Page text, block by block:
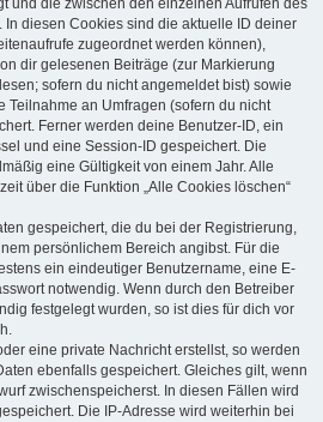
und die zwischen den einzelnen Aufrufen des
In diesen Cookies sind die aktuelle ID deiner
zugeordnet werden können),
dir gelesenen Beiträge (zur Markierung
sofern du nicht angemeldet bist) sowie
Teilnahme an Umfragen (sofern du nicht
Ferner werden deine Benutzer-ID, ein
und eine Session-ID gespeichert. Die
eine Gültigkeit von einem Jahr. Alle
über die Funktion „Alle Cookies löschen“
gespeichert, die du bei der Registrierung,
persönlichem Bereich angibst. Für die
ein eindeutiger Benutzername, eine E-
notwendig. Wenn durch den Betreiber
festgelegt wurden, so ist dies für dich vor
eine private Nachricht erstellst, so werden
ebenfalls gespeichert. Gleiches gilt, wenn
zwischenspeicherst. In diesen Fällen wird
Die IP-Adresse wird weiterhin bei